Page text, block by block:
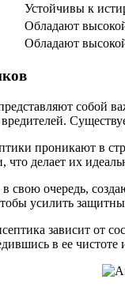
Устойчивы к
Обладают
Обладают
собой
проникают в
что делает их
свою очередь,
усилить
зависит от
в ее